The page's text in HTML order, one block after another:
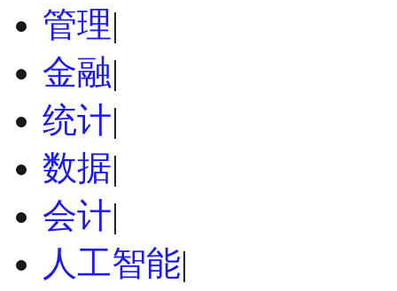
管理|
金融|
统计|
数据|
会计|
人工智能|